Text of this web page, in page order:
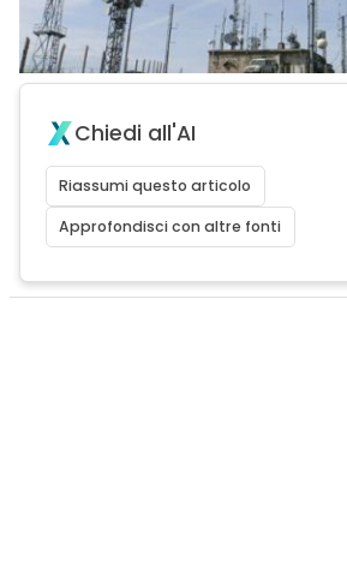
Chiedi all'AI
Riassumi questo articolo
Approfondisci con altre fonti